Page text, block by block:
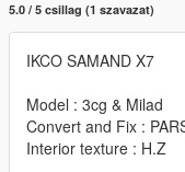
5.0 / 5 csillag (1 szavazat)
IKCO SAMAND X7
Model : 3cg & Milad
Convert and Fix :
Interior texture : H.Z